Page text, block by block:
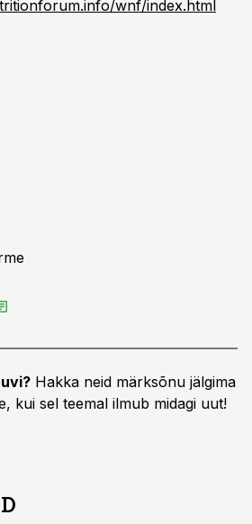
wnf/index.html
Hakka neid märksõnu jälgima
kui sel teemal ilmub midagi uut!